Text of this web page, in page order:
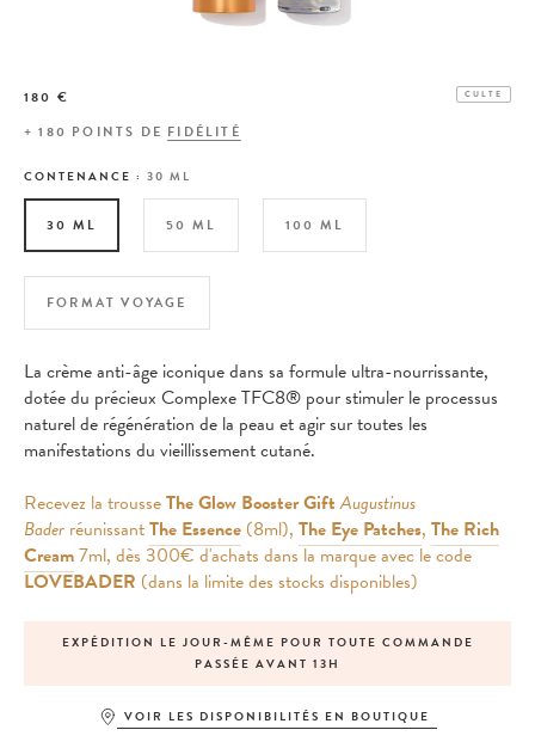
180 € CULTE
+180 POINTS DE FIDÉLITÉ
CONTENANCE : 30 ML
30 ML 50 ML 100 ML
FORMAT VOYAGE
La crème anti-âge iconique dans sa formule ultra-nourrissante,
dotée du précieux Complexe TFC8® pour stimuler le processus
naturel de régénération de la peau et agir sur toutes les
manifestations du vieillissement cutané.
Recevez la trousseThe Glow Booster Gift Augustinus
Bader réunissantThe Essence (8ml), The Eye Patches, The Rich
Cream7ml, dès 300€ d'achats dans la marque avec le code
LOVEBADER (dans la limite des stocks disponibles)
EXPÉDITION LE JOUR-MÊME POUR TOUTE COMMANDE
PASSÉE AVANT 13H
VOIR LES DISPONIBILITÉS EN BOUTIQUE